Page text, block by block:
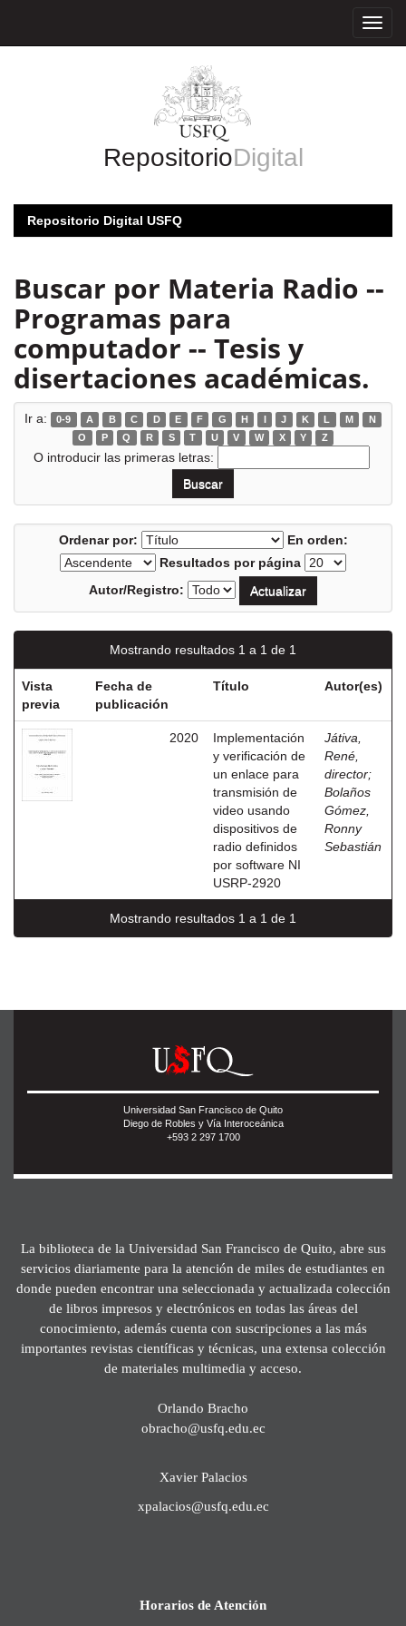
RepositorioDigital
Repositorio Digital USFQ
Buscar por Materia Radio --
Programas para
computador -- Tesis y
disertaciones académicas.
Ir a: 0-9 A B C D E F G H I J K L M
N
O
P Q R S T U V W X Y Z
O introducir las primeras letras:
Ordenar por:
En orden:
Resultados por página
Autor/Registro:
Mostrando resultados 1 a 1 de 1
Vista
previa
Fecha de
publicación
Título Autor(es)
2020
Implementación
y verificación de
un enlace para
transmisión de
video usando
dispositivos de
radio definidos
por software NI
USRP-2920
Játiva,
René,
director;
Bolaños
Gómez,
Ronny
Sebastián
Mostrando resultados 1 a 1 de 1
Universidad San Francisco de Quito
Diego de Robles y Vía Interoceánica
+593 2 297 1700
La biblioteca de la Universidad San Francisco de Quito, abre sus
servicios diariamente para la atención de miles de estudiantes en
donde pueden encontrar una seleccionada y actualizada colección
de libros impresos y electrónicos en todas las áreas del
conocimiento, además cuenta con suscripciones a las más
importantes revistas científicas y técnicas, una extensa colección
de materiales multimedia y acceso.
Orlando Bracho
obracho@usfq.edu.ec
Xavier Palacios
xpalacios@usfq.edu.ec
Horarios de Atención